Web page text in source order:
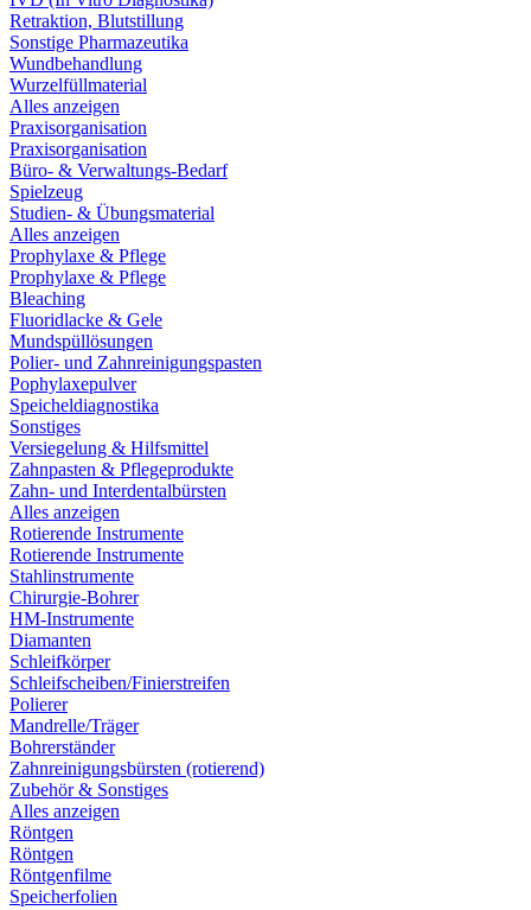
Retraktion, Blutstillung
Sonstige Pharmazeutika
Wundbehandlung
Wurzelfüllmaterial
Alles anzeigen
Praxisorganisation
Praxisorganisation
Büro- & Verwaltungs-Bedarf
Spielzeug
Studien- & Übungsmaterial
Alles anzeigen
Prophylaxe & Pflege
Prophylaxe & Pflege
Bleaching
Fluoridlacke & Gele
Mundspüllösungen
Polier- und Zahnreinigungspasten
Pophylaxepulver
Speicheldiagnostika
Sonstiges
Versiegelung & Hilfsmittel
Zahnpasten & Pflegeprodukte
Zahn- und Interdentalbürsten
Alles anzeigen
Rotierende Instrumente
Rotierende Instrumente
Stahlinstrumente
Chirurgie-Bohrer
HM-Instrumente
Diamanten
Schleifkörper
Schleifscheiben/Finierstreifen
Polierer
Mandrelle/Träger
Bohrerständer
Zahnreinigungsbürsten (rotierend)
Zubehör & Sonstiges
Alles anzeigen
Röntgen
Röntgen
Röntgenfilme
Speicherfolien